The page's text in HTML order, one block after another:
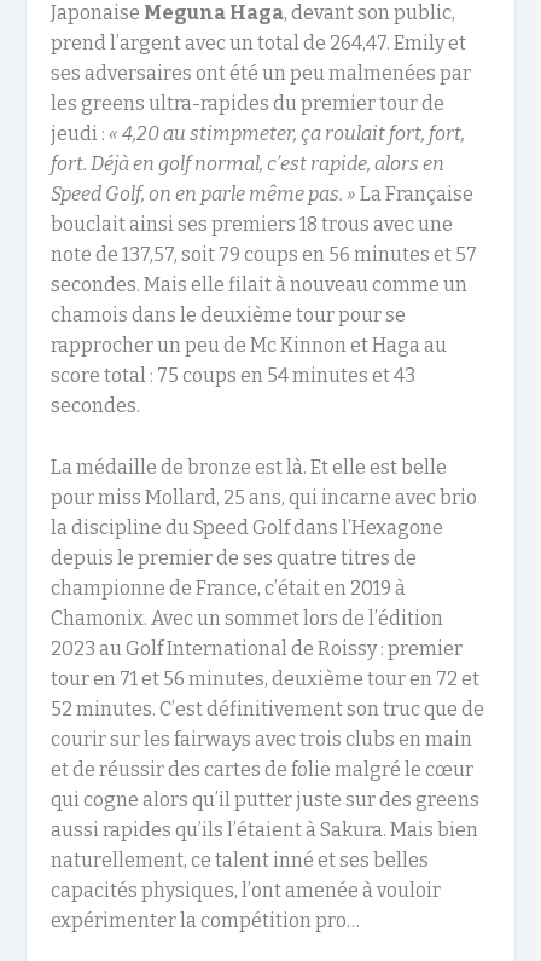
Japonaise Meguna Haga, devant son public,
prend l’argent avec un total de 264,47. Emily et
ses adversaires ont été un peu malmenées par
les greens ultra-rapides du premier tour de
jeudi : « 4,20 au stimpmeter, ça roulait fort, fort,
fort. Déjà en golf normal, c’est rapide, alors en
Speed Golf, on en parle même pas. » La Française
bouclait ainsi ses premiers 18 trous avec une
note de 137,57, soit 79 coups en 56 minutes et 57
secondes. Mais elle filait à nouveau comme un
chamois dans le deuxième tour pour se
rapprocher un peu de Mc Kinnon et Haga au
score total : 75 coups en 54 minutes et 43
secondes.
La médaille de bronze est là. Et elle est belle
pour miss Mollard, 25 ans, qui incarne avec brio
la discipline du Speed Golf dans l’Hexagone
depuis le premier de ses quatre titres de
championne de France, c’était en 2019 à
Chamonix. Avec un sommet lors de l’édition
2023 au Golf International de Roissy : premier
tour en 71 et 56 minutes, deuxième tour en 72 et
52 minutes. C’est définitivement son truc que de
courir sur les fairways avec trois clubs en main
et de réussir des cartes de folie malgré le cœur
qui cogne alors qu’il putter juste sur des greens
aussi rapides qu’ils l’étaient à Sakura. Mais bien
naturellement, ce talent inné et ses belles
capacités physiques, l’ont amenée à vouloir
expérimenter la compétition pro…